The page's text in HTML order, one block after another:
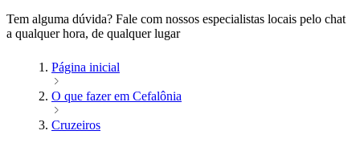
Tem alguma dúvida? Fale com nossos especialistas locais pelo chat
a qualquer hora, de qualquer lugar
Página inicial
O que fazer em Cefalônia
Cruzeiros